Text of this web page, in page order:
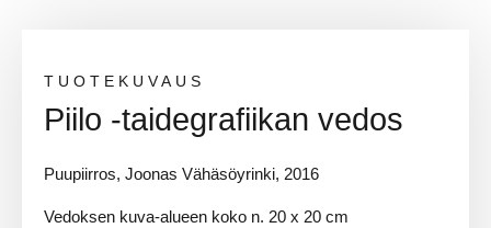
TUOTEKUVAUS
Piilo -taidegrafiikan vedos
Puupiirros, Joonas Vähäsöyrinki, 2016
Vedoksen kuva-alueen koko n. 20 x 20 cm